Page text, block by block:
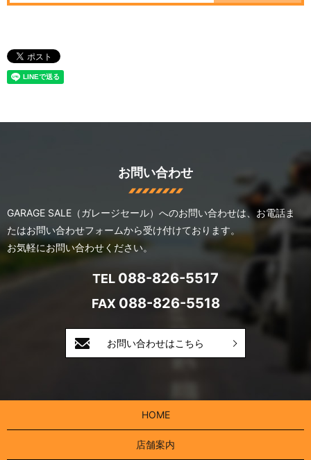
お問い合わせ
GARAGE SALE（ガレージセール）へのお問い合わせは、 お電話ま
たはお問い合わせフォームから受け付けております。
お気軽にお問い合わせください。
TEL 088-826-5517
FAX 088-826-5518
お問い合わせはこちら
HOME
店舗案内